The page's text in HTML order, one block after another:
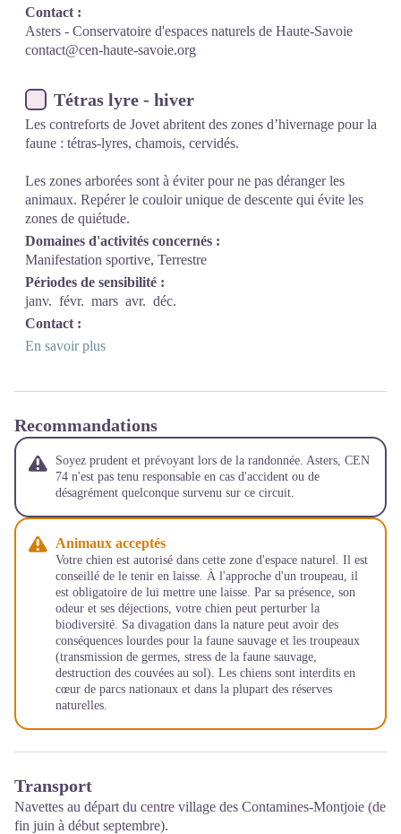
Contact :
Asters - Conservatoire d'espaces naturels de Haute-Savoie
contact@cen-haute-savoie.org
Tétras lyre - hiver
Les contreforts de Jovet abritent des zones d’hivernage pour la
faune : tétras-lyres, chamois, cervidés.
Les zones arborées sont à éviter pour ne pas déranger les
animaux. Repérer le couloir unique de descente qui évite les
zones de quiétude.
Domaines d'activités concernés :
Manifestation sportive, Terrestre
Périodes de sensibilité :
janv. févr. mars avr. déc.
Contact :
En savoir plus
Recommandations
Soyez prudent et prévoyant lors de la randonnée. Asters, CEN
74 n'est pas tenu responsable en cas d'accident ou de
désagrément quelconque survenu sur ce circuit.
Animaux acceptés
Votre chien est autorisé dans cette zone d'espace naturel. Il est
conseillé de le tenir en laisse. À l'approche d'un troupeau, il
est obligatoire de lui mettre une laisse. Par sa présence, son
odeur et ses déjections, votre chien peut perturber la
biodiversité. Sa divagation dans la nature peut avoir des
conséquences lourdes pour la faune sauvage et les troupeaux
(transmission de germes, stress de la faune sauvage,
destruction des couvées au sol). Les chiens sont interdits en
cœur de parcs nationaux et dans la plupart des réserves
naturelles.
Transport
Navettes au départ du centre village des Contamines-Montjoie (de
fin juin à début septembre).